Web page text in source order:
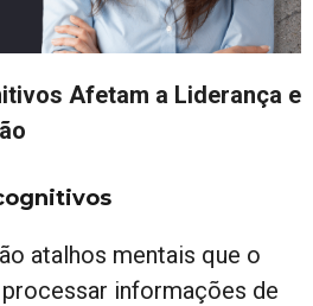
Afetam a Liderança e
atalhos mentais que o
informações de